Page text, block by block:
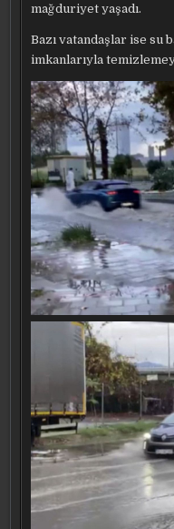
mağduriyet yaşadı.
Bazı vatandaşlar ise su
imkanlarıyla